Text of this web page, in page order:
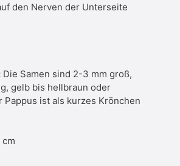
den Nerven der Unterseite
Die Samen sind 2-3 mm groß,
gelb bis hellbraun oder
Pappus ist als kurzes Krönchen